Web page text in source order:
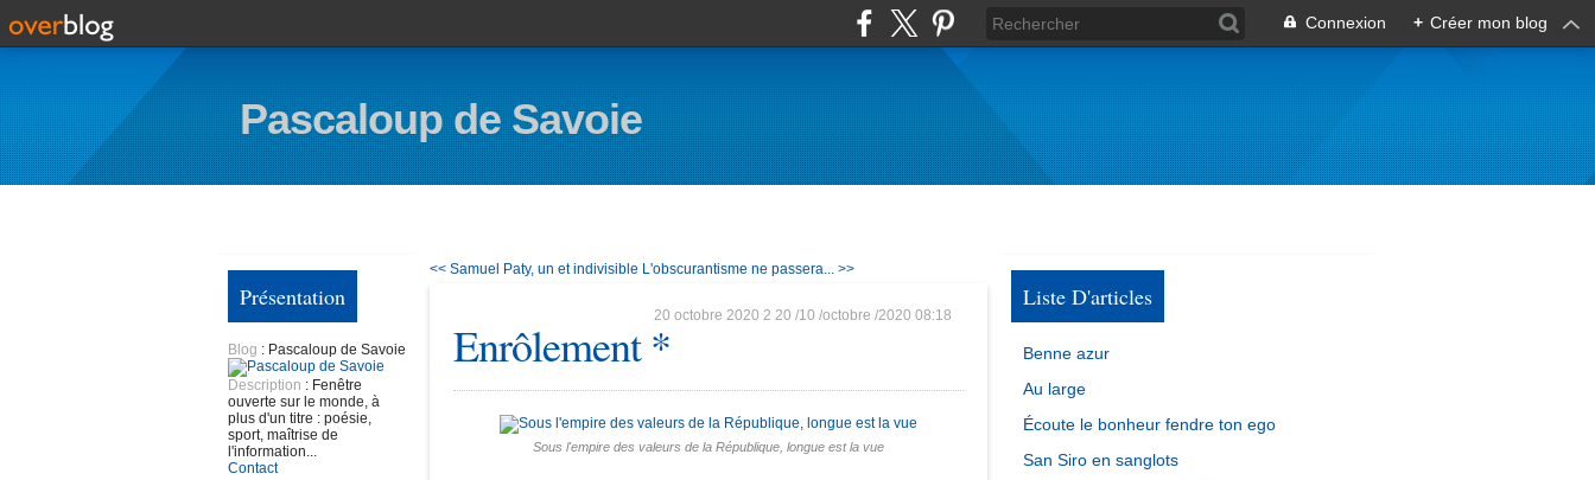
Connexion + Créer mon blog
Pascaloup de Savoie
Présentation
Blog : Pascaloup de Savoie
Description : Fenêtre
ouverte sur le monde, à
plus d'un titre : poésie,
sport, maîtrise de
l'information...
Contact
<< Samuel Paty, un et indivisible L'obscurantisme ne passera... >>
20 octobre 2020 2 20 /10 /octobre /2020 08:18
Enrôlement *
Sous l'empire des valeurs de la République, longue est la vue
Liste D'articles
Benne azur
Au large
Écoute le bonheur fendre ton ego
San Siro en sanglots